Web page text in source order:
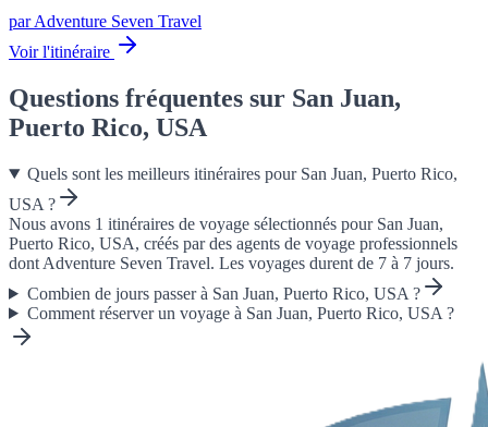
par Adventure Seven Travel
Voir l'itinéraire
Questions fréquentes sur San Juan,
Puerto Rico, USA
Quels sont les meilleurs itinéraires pour San Juan, Puerto Rico,
USA ?
Nous avons 1 itinéraires de voyage sélectionnés pour San Juan,
Puerto Rico, USA, créés par des agents de voyage professionnels
dont Adventure Seven Travel. Les voyages durent de 7 à 7 jours.
Combien de jours passer à San Juan, Puerto Rico, USA ?
Comment réserver un voyage à San Juan, Puerto Rico, USA ?